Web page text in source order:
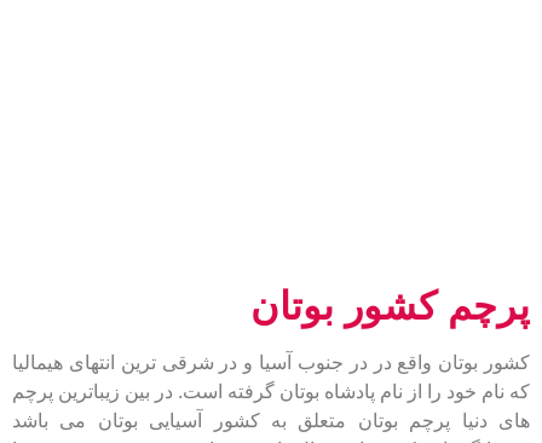
پرچم کشور بوتان
کشور بوتان واقع در در جنوب آسیا و در شرقی ترین انتهای هیمالیا
که نام خود را از نام پادشاه بوتان گرفته است. در بین زیباترین پرچم
های دنیا پرچم بوتان متعلق به کشور آسیایی بوتان می باشد